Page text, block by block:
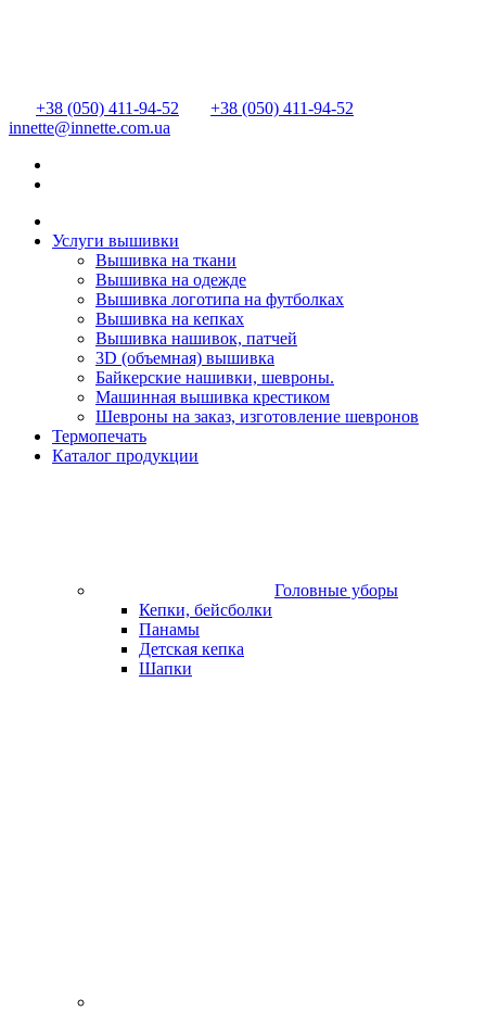
+38 (050) 411-94-52
+38 (050) 411-94-52
innette@innette.com.ua
Услуги вышивки
Вышивка на ткани
Вышивка на одежде
Вышивка логотипа на футболках
Вышивка на кепках
Вышивка нашивок, патчей
3D (объемная) вышивка
Байкерские нашивки, шевроны.
Машинная вышивка крестиком
Шевроны на заказ, изготовление шевронов
Термопечать
Каталог продукции
Головные уборы
Кепки, бейсболки
Панамы
Детская кепка
Шапки